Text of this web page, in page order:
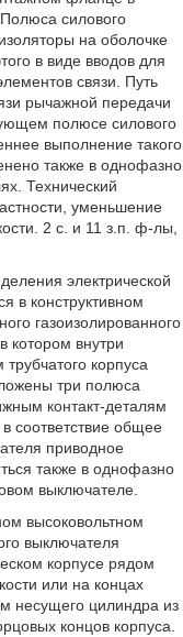
силового
на оболочке
в виде вводов для
связи. Путь
рычажной передачи
полюсе силового
выполнение такого
также в однофазно
Технический
уменьшение
2 с. и 11 з.п. ф-лы,
электрической
в конструктивном
газоизолированного
котором внутри
корпуса
три полюса
контакт-деталям
соответствие общее
приводное
также в однофазно
выключателе.
высоковольтном
выключателя
корпусе рядом
или на концах
несущего цилиндра из
концов корпуса.